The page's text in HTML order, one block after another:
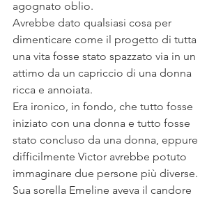
agognato oblio.
Avrebbe dato qualsiasi cosa per
dimenticare come il progetto di tutta
una vita fosse stato spazzato via in un
attimo da un capriccio di una donna
ricca e annoiata.
Era ironico, in fondo, che tutto fosse
iniziato con una donna e tutto fosse
stato concluso da una donna, eppure
difficilmente Victor avrebbe potuto
immaginare due persone più diverse.
Sua sorella Emeline aveva il candore